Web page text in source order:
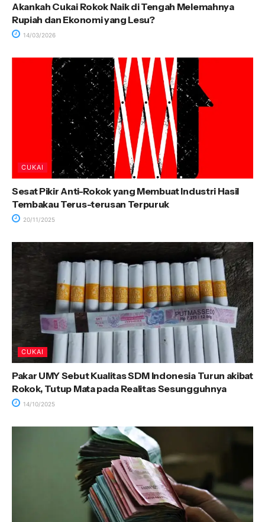
Akankah Cukai Rokok Naik di Tengah Melemahnya
Rupiah dan Ekonomi yang Lesu?
14/03/2026
CUKAI
Sesat Pikir Anti-Rokok yang Membuat Industri Hasil
Tembakau Terus-terusan Terpuruk
20/11/2025
CUKAI
Pakar UMY Sebut Kualitas SDM Indonesia Turun akibat
Rokok, Tutup Mata pada Realitas Sesungguhnya
14/10/2025